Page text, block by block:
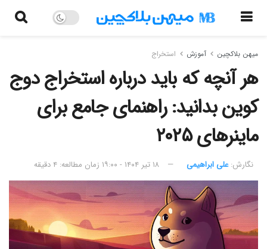
میهن بلاکچین آموزش استخراج
هر آنچه که باید درباره استخراج دوج
کوین بدانید: راهنمای جامع برای
ماینرهای ۲۰۲۵
نگارش:‌ علی ابراهیمی ۱۸ تیر ۱۴۰۴ - ۱۹:۰۰ زمان مطالعه: ۴ دقیقه